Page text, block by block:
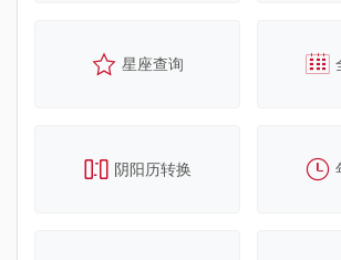
星座查询
阴阳历转换